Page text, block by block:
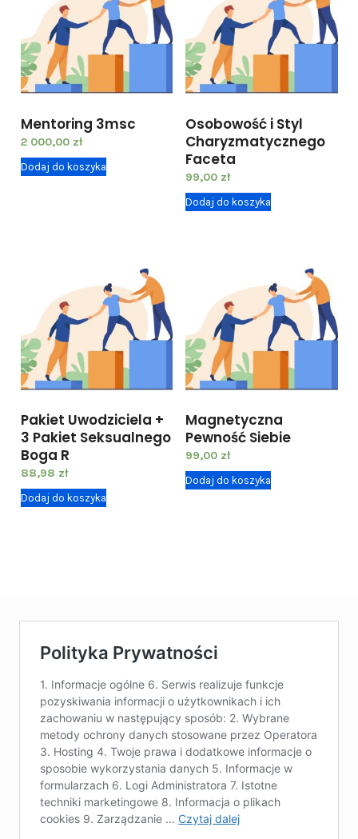
+
I
n
y
w
i
p
l
a
+
K
o
n
c
Mentoring 3msc
2 000,00 zł
Dodaj do koszyka
Osobowość i Styl
Charyzmatycznego
Faceta
99,00 zł
Dodaj do koszyka
Pakiet Uwodziciela +
3 Pakiet Seksualnego
Boga R
88,98 zł
Dodaj do koszyka
Magnetyczna
Pewność Siebie
99,00 zł
Dodaj do koszyka